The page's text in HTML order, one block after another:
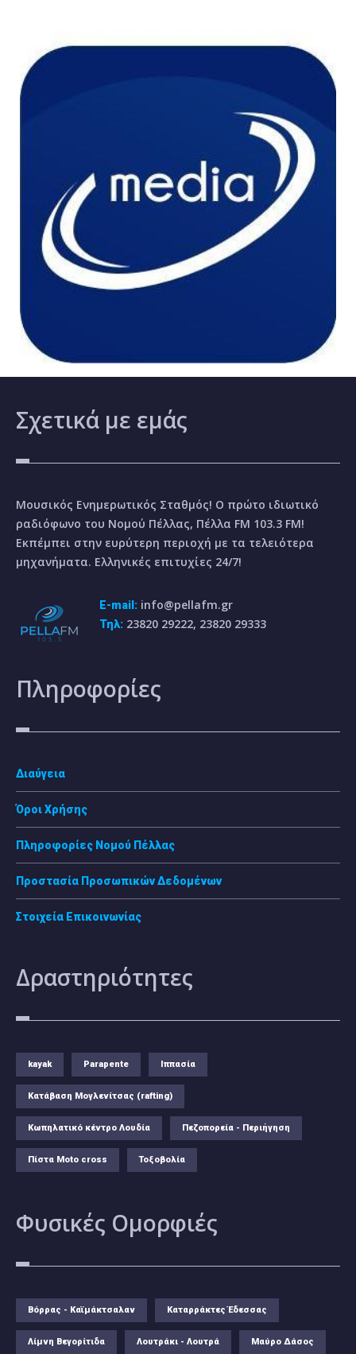
Σχετικά με εμάς
Μουσικός Ενημερωτικός Σταθμός! Ο πρώτο ιδιωτικό
ραδιόφωνο του Νομού Πέλλας, Πέλλα FM 103.3 FM!
Εκπέμπει στην ευρύτερη περιοχή με τα τελειότερα
μηχανήματα. Ελληνικές επιτυχίες 24/7!
E-mail: info@pellafm.gr
Τηλ: 23820 29222, 23820 29333
Πληροφορίες
Διαύγεια
Όροι Χρήσης
Πληροφορίες Νομού Πέλλας
Προστασία Προσωπικών Δεδομένων
Στοιχεία Επικοινωνίας
Δραστηριότητες
kayak Parapente Ιππασία
Κατάβαση Μογλενίτσας (rafting)
Κωπηλατικό κέντρο Λουδία Πεζοπορεία - Περιήγηση
Πίστα Moto cross Τοξοβολία
Φυσικές Ομορφιές
Βόρρας - Καϊμάκτσαλαν Καταρράκτες Έδεσσας
Λίμνη Βεγορίτιδα Λουτράκι - Λουτρά Μαύρο Δάσος